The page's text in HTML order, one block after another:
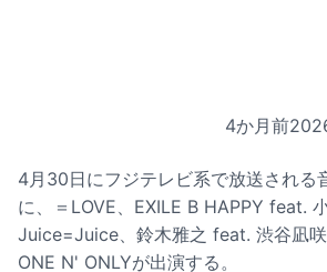
4か月前
4月30日にフジテレビ系で放送される
に、＝LOVE、EXILE B HAPPY feat.
Juice=Juice、鈴木雅之 feat. 渋谷凪咲
ONE N' ONLYが出演する。